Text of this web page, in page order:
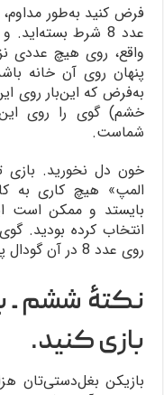
فرض کنید به‌طور
عدد 8 شرط
واقع، روی هیچ عددی
پنهان روی آن خانه
به‌فرض که این‌بار روی
خشم) گوی را روی این
شماست.
خون دل نخورید. بازی
المپ» هیچ کاری به
بایستد و ممکن است
انتخاب کرده بودید.
روی عدد 8 در آن گودال پیچ بخورم».
نکتۀ ششم ـ
بازی کنید.